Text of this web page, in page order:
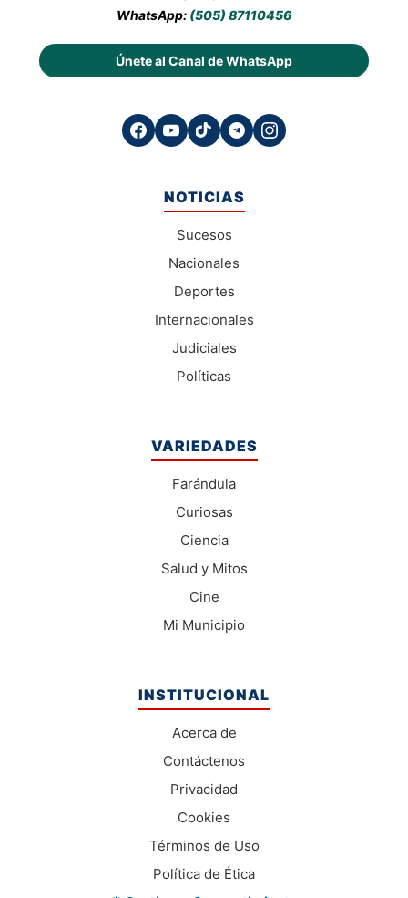
WhatsApp: (505) 87110456
Únete al Canal de WhatsApp
NOTICIAS
Sucesos
Nacionales
Deportes
Internacionales
Judiciales
Políticas
VARIEDADES
Farándula
Curiosas
Ciencia
Salud y Mitos
Cine
Mi Municipio
INSTITUCIONAL
Acerca de
Contáctenos
Privacidad
Cookies
Términos de Uso
Política de Ética